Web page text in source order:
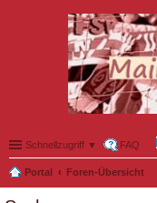
Schnellzugriff ▼ FAQ
Portal Foren-Übersicht